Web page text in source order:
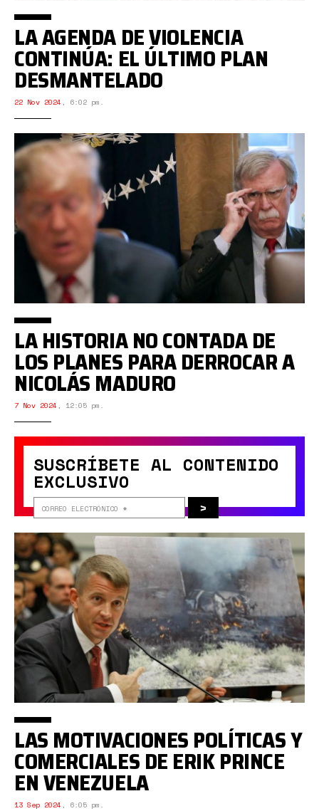
LA AGENDA DE VIOLENCIA
CONTINÚA: EL ÚLTIMO PLAN
DESMANTELADO
22 Nov 2024 , 6:02 pm.
SUSCRÍBETE AL CONTENIDO
EXCLUSIVO
>
LA HISTORIA NO CONTADA DE
LOS PLANES PARA DERROCAR A
NICOLÁS MADURO
7 Nov 2024 , 12:05 pm.
LAS MOTIVACIONES POLÍTICAS Y
COMERCIALES DE ERIK PRINCE
EN VENEZUELA
13 Sep 2024 , 6:05 pm.